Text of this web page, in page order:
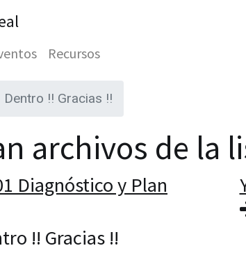
Recursos
Dentro !! Gracias !!
archivos de la
Diagnóstico y Plan
!! Gracias !!